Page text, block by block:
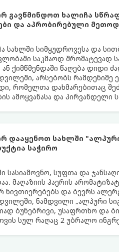
გავწმინდოთ ხალიჩა
და აპრობირებული
სახლში სიმყუდროვესა და
საკმაოდ შრომატევად
ან ქიმწმენდაში წაღება დიდი
არსებობს
რომელთა დახმარებითაც
ამოყვანასა და პირვანდელი
დააყენოთ სახლში
საჭირო
სასიამოვნო, სუფთა და
მაღაზიის ჰაერის
ნივთიერებებს და ბევრს
ნამდვილი „ალპური
ბუნებრივი, უსაფრთხო და
სულ რაღაც 2 უბრალო